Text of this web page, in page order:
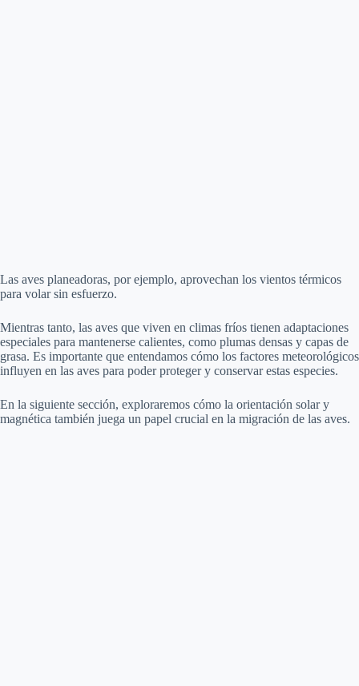
Las aves planeadoras, por ejemplo, aprovechan los vientos térmicos
para volar sin esfuerzo.
Mientras tanto, las aves que viven en climas fríos tienen adaptaciones
especiales para mantenerse calientes, como plumas densas y capas de
grasa. Es importante que entendamos cómo los factores meteorológicos
influyen en las aves para poder proteger y conservar estas especies.
En la siguiente sección, exploraremos cómo la orientación solar y
magnética también juega un papel crucial en la migración de las aves.